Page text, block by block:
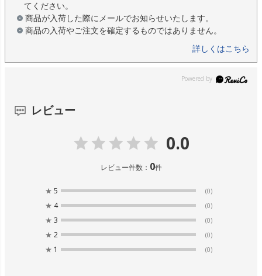
てください。
商品が入荷した際にメールでお知らせいたします。
商品の入荷やご注文を確定するものではありません。
詳しくはこちら
レビュー
0.0
レビュー件数： 0件
★ 5 (0)
★ 4 (0)
★ 3 (0)
★ 2 (0)
★ 1 (0)